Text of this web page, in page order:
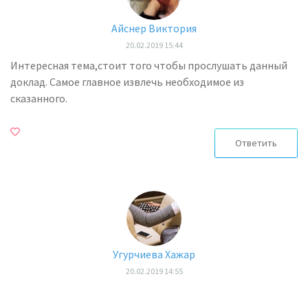
Айснер Виктория
20.02.2019 15:44
Интересная тема,стоит того чтобы прослушать данный
доклад. Самое главное извлечь необходимое из
сказанного.
Ответить
Угурчиева Хажар
20.02.2019 14:55